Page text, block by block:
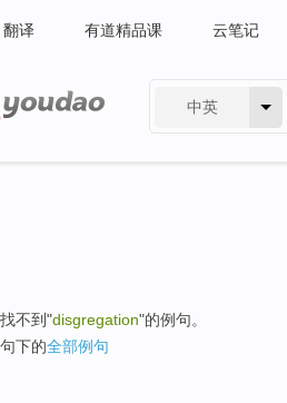
翻译 有道精品课 云笔记
中英
不到"disgregation"的例句。
下的全部例句